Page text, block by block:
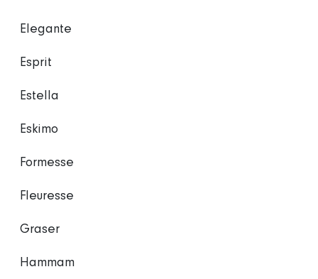
Elegante
Esprit
Estella
Eskimo
Formesse
Fleuresse
Graser
Hammam